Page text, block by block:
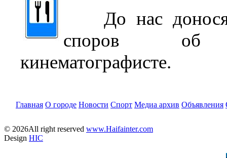
До нас
споров об
кинематографисте.
Главная О городе Новости Спорт Медиа архив Объявления
© 2026All right reserved www.Haifainter.com
Design HIC